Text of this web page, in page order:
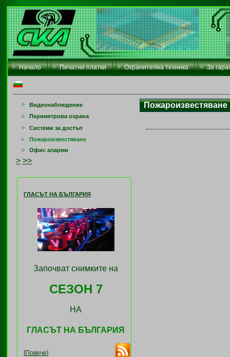
Начало Печатни платки Охранителна техника За
Видеонаблюдение
Периметрова охрана
Системи за достъп
Пожароизвестяване
Офис аларми
> >>
ГЛАСЪТ НА БЪЛГАРИЯ
Започват снимките на
СЕЗОН 7
НА
ГЛАСЪТ НА БЪЛГАРИЯ
[Повече]
Пожароизвестяване